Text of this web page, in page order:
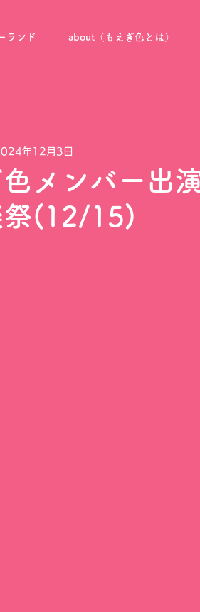
ランド about（もえぎ色とは）
色メンバー出
祭(12/15)
年12月3日